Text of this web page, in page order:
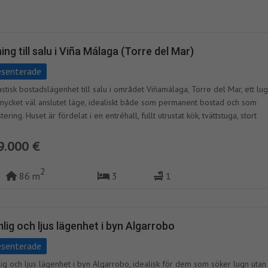
till salu i Viña Málaga (Torre del Mar)
bostadslägenhet till salu i området Viñamálaga, Torre del Mar, ett
väl anslutet läge, idealiskt både som permanent bostad och som
Huset är fördelat i en entréhall, fullt utrustat kök, tvättstuga, stort
Den är nordostlig, vilket ger ljusstyrka och en behaglig temperatur året
har inbyggda garderober, luftkonditionering och levereras möblerad, redo
in. Dessutom ingår parkeringsplats i priset och urbaniseringen har en pool
perfekta för att njuta med familjen och klimatet i området.
vid försäljning och uthyrning av bostäder i Andalusien,
kunderna om att notarie- och registreringskostnader samt skatter som
för dem (ITP eller moms + AJD) samt andra kostnader som är
inte ingår i priset. Priset inkluderar fastighetsförvaltningsavgifter.
€
86 m2 3 1
och ljus lägenhet i byn Algarrobo
och ljus lägenhet i byn Algarrobo, idealisk för dem som söker lugn